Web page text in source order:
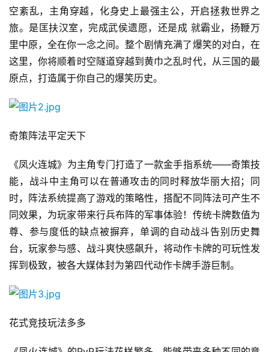
首
页
游
茶
原
创
游
戏
界
手
空紊乱，主角穿越，化身史上最强主公，开启拯救世界之
旅。是匡扶汉室，完成武侯遗愿，还是成 就霸业，扬鞭万
里中原，全在你一念之间。整个剧情充满了爆笑的对白，在
这里，你将顺着时空隧道穿越到黄巾之乱时代，从三国的最
原点，打造属于你自己的爆笑历史。
奇策阵法平定天下
《凤火连城》为主角专门打造了一款金手指系统——奇策技
能，战斗中主角可以在普通攻击的同时释放华丽大招；同
时，阵法系统提高了游戏的策略性，搭配不同阵法可产生不
同效果，为玩家带来行兵布阵的军事体验！传统卡牌数值为
尊、参与度低的缺点被摒弃，单调的自动战斗告别历史舞
台，玩家参与感、战斗爽快感飙升，将动作卡牌的可玩性发
挥到极致，被各大媒体封为第四代动作卡牌手游巨制。
花式竞技玩法多多